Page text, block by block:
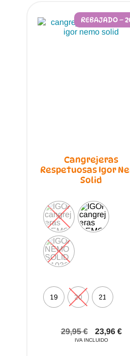
REBAJADO –
Cangrejeras
Respetuosas Igor
Solid
19 20 21
29,95€ 23,96 €
IVA INCLUIDO